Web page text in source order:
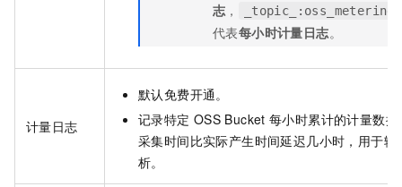
志 ，
代表每小时计量日志。
计量日志
默认免费开通。
记录特定 OSS Bucket 每小时累计的计量数
采集时间比实际产生时间延迟几小时，用于辅
析。